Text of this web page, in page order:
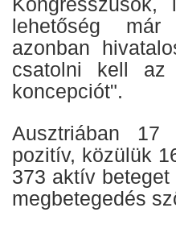
lehetőség már
azonban
csatolni kell az
koncepciót".
Ausztriában 17
pozitív, közülük
373 aktív
megbetegedés